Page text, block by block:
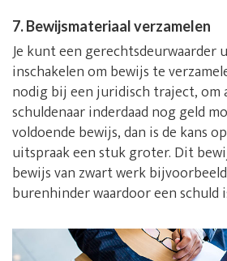
7. Bewijsmateriaal verzamelen
Je kunt een gerechtsdeurwaarder
inschakelen om bewijs te
nodig bij een juridisch traject, om
schuldenaar inderdaad nog geld
voldoende bewijs, dan is de kans
uitspraak een stuk groter. Dit
bewijs van zwart werk
burenhinder waardoor een schuld